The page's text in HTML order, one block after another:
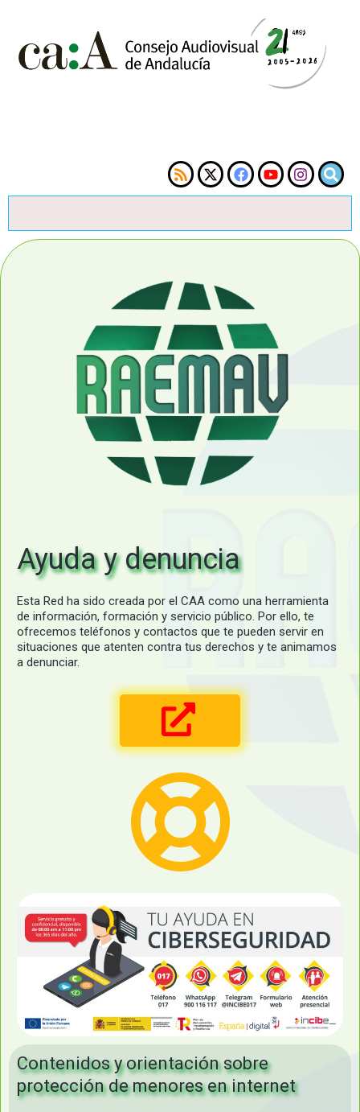
Ayuda y denuncia
Esta Red ha sido creada por el CAA como una herramienta
de información, formación y servicio público. Por ello, te
ofrecemos teléfonos y contactos que te pueden servir en
situaciones que atenten contra tus derechos y te animamos
a denunciar.
Contenidos y orientación sobre
protección de menores en internet